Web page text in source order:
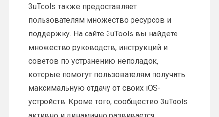
3uTools также предоставляет
пользователям множество ресурсов и
поддержку. На сайте 3uTools вы найдете
множество руководств, инструкций и
советов по устранению неполадок,
которые помогут пользователям получить
максимальную отдачу от своих iOS-
устройств. Кроме того, сообщество 3uTools